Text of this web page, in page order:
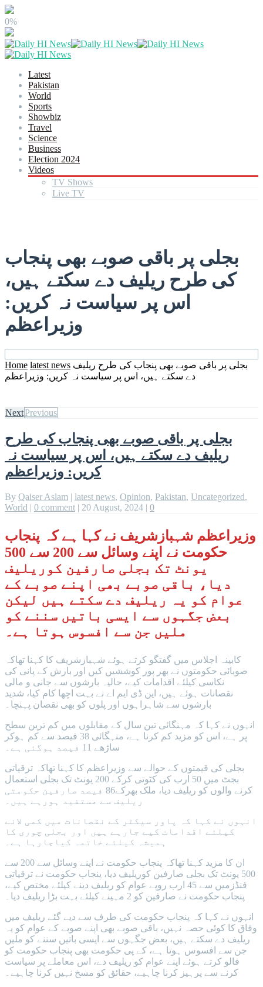
0%
Latest
Pakistan
World
Sports
Showbiz
Travel
Science
Business
Election 2024
Videos
TV Shows
Live TV
بجلی پر باقی صوبے بھی پنجاب
کی طرح ریلیف دے سکتے ہیں،
اس پر سیاست نہ کریں:
وزیراعظم
Home latest news بجلی پر باقی صوبے بھی پنجاب کی طرح ریلیف
دے سکتے ہیں، اس پر سیاست نہ کریں: وزیراعظم
NextPrevious
بجلی پر باقی صوبے بھی پنجاب کی طرح
ریلیف دے سکتے ہیں، اس پر سیاست نہ
کریں: وزیراعظم
By Qaiser Aslam | latest news, Opinion, Pakistan, Uncategorized,
World | 0 comment | 20 August, 2024 | 0
وزیراعظم شہبازشریف نے کہا ہے کہ پنجاب
حکومت نے اپنے وسائل سے 200 سے 500
یونٹ تک بجلی صارفین کوریلیف
دیا، باقی صوبے بھی اپنے صوبے کے
عوام کو یہ ریلیف دے سکتے ہیں لیکن
بعض جگہوں سے ایسی باتیں سننے کو
ملیں جن سے افسوس ہوتا ہے۔
کابینہ اجلاس میں گفتگو کرتے ہوئے شہبازشریف کا کہنا تھاکہ
صوبائی حکومتوں نے بھر پور کوششیں کیں اور بارش کے پانی کی
نکاسی کیلئے اقدامات کیے، حالیہ بارشوں سے جانی و مالی
نقصانات ہوئے ہیں، این ڈی ایم اے نے بہت اچھا کام کیا، شدید
بارشوں سے شاہراہوں اور پلوں کو بھی نقصان پہنچا۔
انہوں نے کہا کہ مہنگائی تین سال کے مقابلوں میں کم ترین سطح
پر ہے، اس کو مزید کم کرنا ہے، منہگائی 38 فیصد سے کم ہوکر
ساڑھے 11 فیصد ہوگئی ہے۔
بجلی کی قیمتوں کے حوالے سے وزیراعظم کا کہنا تھاکہ ترقیاتی
بجٹ میں 50 ارب کی کٹوتی کرکے 200 یونٹ تک بجلی استعمال
کرنے والوں کو ریلیف دیا، ملک بھرکے86 فیصد صارفین حکومتی
ریلیف سے مستفید ہورہے ہیں۔
انہوں نے کہا کہ پاور سیکٹر کے نقصانات میں کمی لانے
کیلئے اقدامات کیے جارہے ہیں اور بجلی چوری کا
ہمیشہ کیلئے خاتمہ کیاجارہا ہے۔
ان کا مزید کہنا تھاکہ پنجاب حکومت نے اپنے وسائل سے 200 سے
500 یونٹ تک بجلی صارفین کوریلیف دیا، پنجاب حکومت نے ترقیاتی
فنڈزمیں سے 45 ارب روپے عوام کو ریلیف دینے کیلئے مختص کیے،
پنجاب حکومت نے صارفین کو 2 مہینے کیلئے بہت بڑا ریلیف دیا۔
انہوں نے کہا کہ پنجاب حکومت کی طرف سے دیے گئے ریلیف میں
وفاق کا کوئی حصہ نہیں، باقی صوبے بھی اپنے صوبے کے عوام کو یہ
ریلیف دے سکتے ہیں، بعض جگہوں سے ایسی باتیں سننے کو ملیں
جن سے افسوس ہوتا ہے، کے پی حکومت بھی پنجاب حکومت کو
فالو کرتے ہوئے اپنے عوام کو ریلیف دے، اس معاملے پر سیاست
کرنے سے پرہیز کرنا چاہیے، حقائق کو مسخ نہیں کرنا چاہیے۔